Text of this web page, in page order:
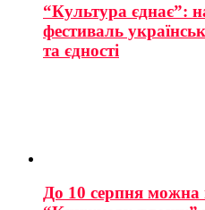
“Культура єднає”:
фестиваль
та єдності
До 10 серпня можна